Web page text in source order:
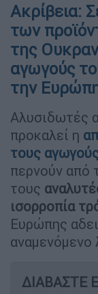
Ακρίβεια:
των
της
αγωγούς
την
Αλυσιδωτές
προκαλεί η
τους
περνούν από
τους
ισορροπία
Ευρώπης
ΔΙΑΒΑΣΤΕ